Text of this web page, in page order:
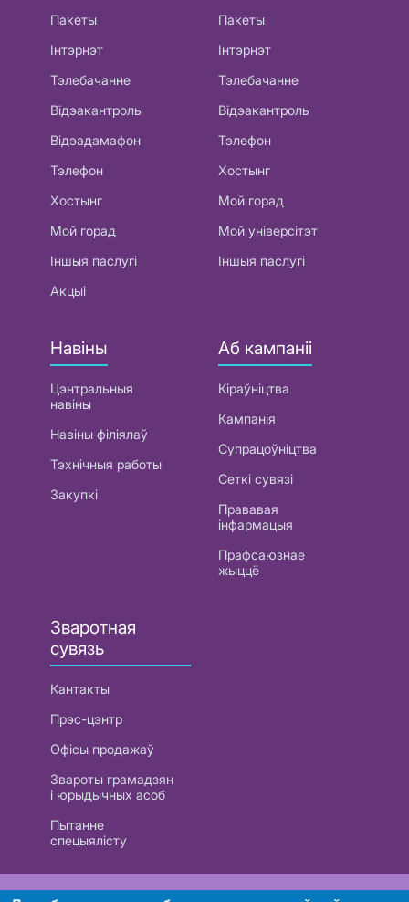
Пакеты
Інтэрнэт
Тэлебачанне
Відэакантроль
Відэадамафон
Тэлефон
Хостынг
Мой горад
Іншыя паслугі
Акцыі
Пакеты
Інтэрнэт
Тэлебачанне
Відэакантроль
Тэлефон
Хостынг
Мой горад
Мой універсітэт
Іншыя паслугі
Навіны
Цэнтральныя
навіны
Навіны філіялаў
Тэхнічныя работы
Закупкі
Аб кампаніі
Кіраўніцтва
Кампанія
Супрацоўніцтва
Сеткі сувязі
Прававая
інфармацыя
Прафсаюзнае
жыццё
Зваротная
сувязь
Кантакты
Прэс-цэнтр
Офісы продажаў
Звароты грамадзян
і юрыдычных асоб
Пытанне
спецыялісту
РУП «Белтэлекам». УНП 101007741